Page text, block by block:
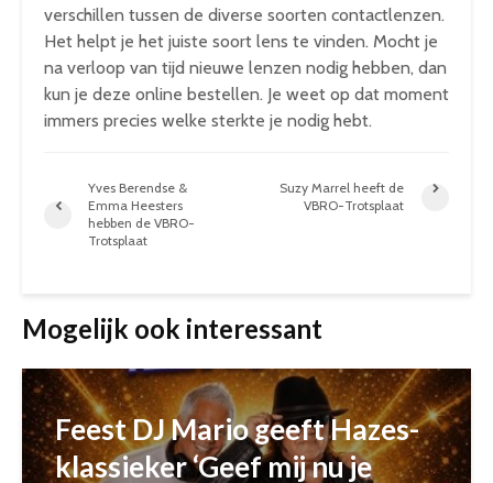
verschillen tussen de diverse soorten contactlenzen.
Het helpt je het juiste soort lens te vinden. Mocht je
na verloop van tijd nieuwe lenzen nodig hebben, dan
kun je deze online bestellen. Je weet op dat moment
immers precies welke sterkte je nodig hebt.
Yves Berendse &
Emma Heesters
hebben de VBRO-
Trotsplaat
Suzy Marrel heeft de
VBRO-Trotsplaat
Mogelijk ook interessant
Feest DJ Mario geeft Hazes-
klassieker ‘Geef mij nu je